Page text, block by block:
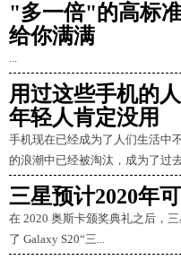
"多一倍"的高标
给你满满
...
用过这些手机的
年轻人肯定没用
手机现在已经成为了人们生活中
的浪潮中已经被淘汰，成为了过
三星预计2020年
在 2020 奥斯卡颁奖典礼之后，
了 Galaxy S20“三...